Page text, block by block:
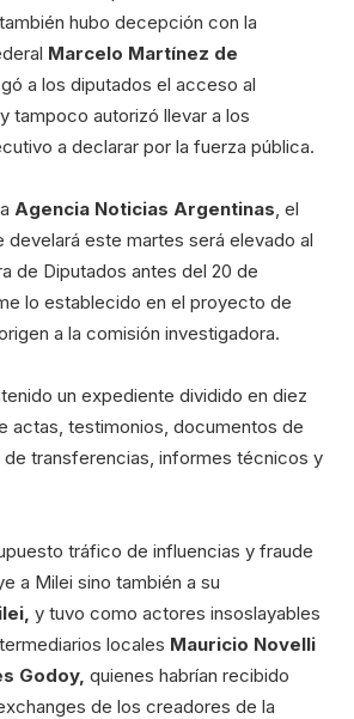
hubo decepción con la
Marcelo Martínez de
a los diputados el acceso al
tampoco autorizó llevar a los
a declarar por la fuerza pública.
Agencia Noticias Argentinas, el
develará este martes será elevado al
de Diputados antes del 20 de
lo establecido en el proyecto de
a la comisión investigadora.
un expediente dividido en diez
actas, testimonios, documentos de
transferencias, informes técnicos y
tráfico de influencias y fraude
a Milei sino también a su
y tuvo como actores insoslayables
locales Mauricio Novelli
Godoy, quienes habrían recibido
de los creadores de la